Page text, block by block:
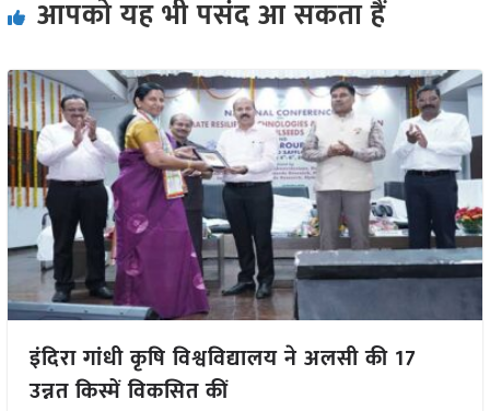
आपको यह भी पसंद आ सकता हैं
इंदिरा गांधी कृषि विश्वविद्यालय ने अलसी की 17
उन्नत किस्में विकसित कीं